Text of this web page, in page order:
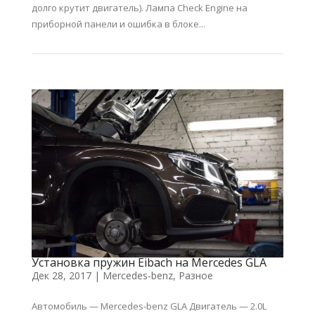
долго крутит двигатель). Лампа Check Engine на
приборной панели и ошибка в блоке...
Установка пружин Eibach на Mercedes GLA
Дек 28, 2017| Mercedes-benz, Разное
Автомобиль — Mercedes-benz GLA Двигатель — 2.0L